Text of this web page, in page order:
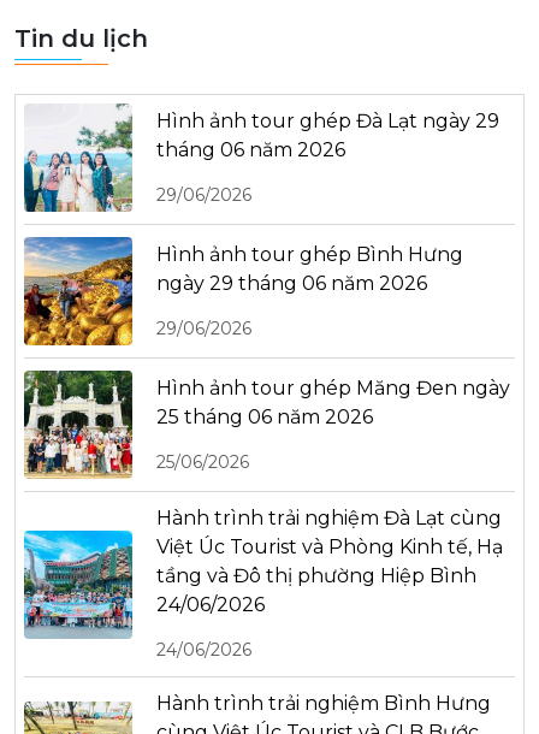
Tin du lịch
Hình ảnh tour ghép Đà Lạt ngày 29
tháng 06 năm 2026
29/06/2026
Hình ảnh tour ghép Bình Hưng
ngày 29 tháng 06 năm 2026
29/06/2026
Hình ảnh tour ghép Măng Đen ngày
25 tháng 06 năm 2026
25/06/2026
Hành trình trải nghiệm Đà Lạt cùng
Việt Úc Tourist và Phòng Kinh tế, Hạ
tầng và Đô thị phường Hiệp Bình
24/06/2026
24/06/2026
Hành trình trải nghiệm Bình Hưng